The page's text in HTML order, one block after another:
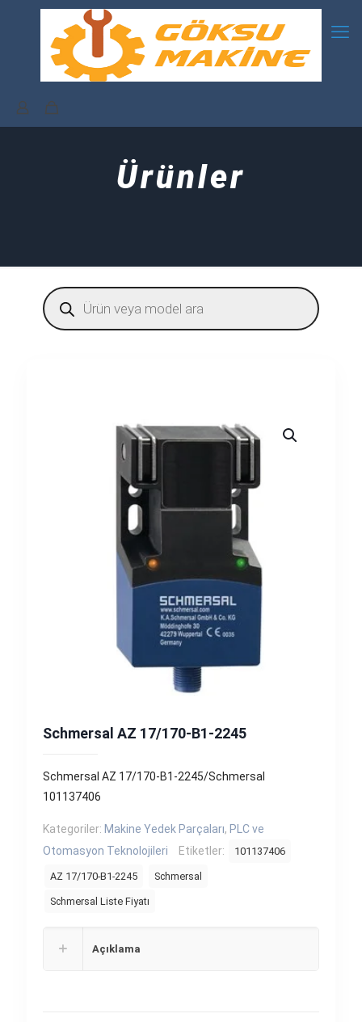
Ürünler
Products
search
Schmersal AZ 17/170-B1-2245
Schmersal AZ 17/170-B1-2245/Schmersal
101137406
Kategoriler: Makine Yedek Parçaları, PLC ve
Otomasyon Teknolojileri
Etiketler: 101137406
AZ 17/170-B1-2245 Schmersal
Schmersal Liste Fiyatı
Açıklama